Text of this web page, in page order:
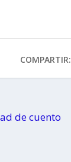
COMPARTIR:
de cuento